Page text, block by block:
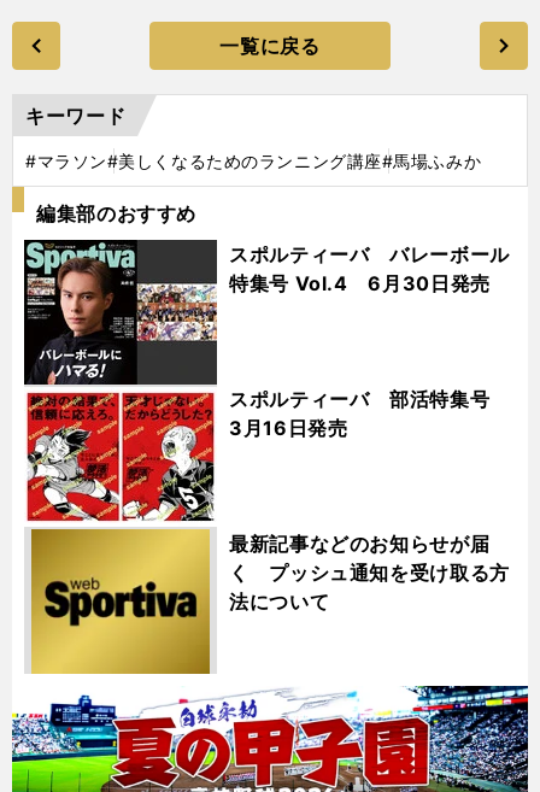
一覧に戻る
キーワード
#マラソン#美しくなるためのランニング講座#馬場ふみか
編集部のおすすめ
スポルティーバ バレーボール
特集号 Vol.4 6月30日発売
スポルティーバ 部活特集号
3月16日発売
最新記事などのお知らせが届
く プッシュ通知を受け取る方
法について